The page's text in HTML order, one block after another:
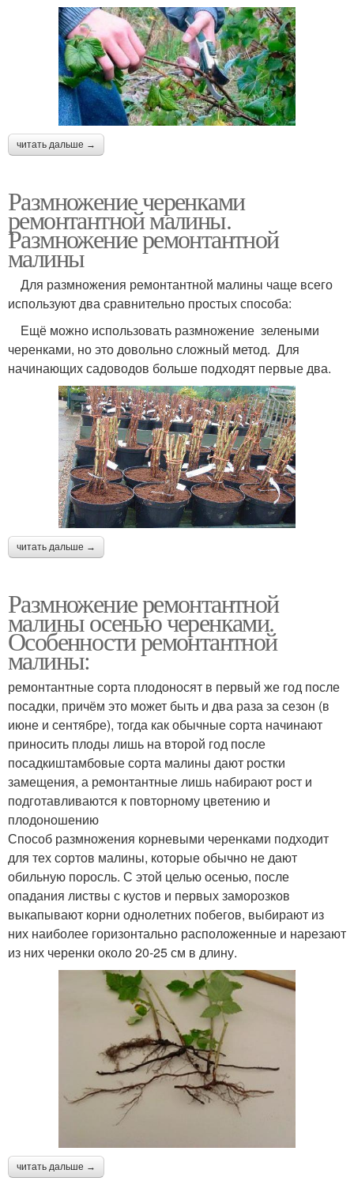
читать дальше →
Размножение черенками
ремонтантной малины.
Размножение ремонтантной
малины
Для размножения ремонтантной малины чаще всего
используют два сравнительно простых способа:
Ещё можно использовать размножение зелеными
черенками, но это довольно сложный метод. Для
начинающих садоводов больше подходят первые два.
читать дальше →
Размножение ремонтантной
малины осенью черенками.
Особенности ремонтантной
малины:
ремонтантные сорта плодоносят в первый же год после
посадки, причём это может быть и два раза за сезон (в
июне и сентябре), тогда как обычные сорта начинают
приносить плоды лишь на второй год после
посадкиштамбовые сорта малины дают ростки
замещения, а ремонтантные лишь набирают рост и
подготавливаются к повторному цветению и
плодоношению
Способ размножения корневыми черенками подходит
для тех сортов малины, которые обычно не дают
обильную поросль. С этой целью осенью, после
опадания листвы с кустов и первых заморозков
выкапывают корни однолетних побегов, выбирают из
них наиболее горизонтально расположенные и нарезают
из них черенки около 20-25 см в длину.
читать дальше →